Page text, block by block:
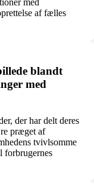
med
af fælles
blandt
med
der har delt deres
præget af
tvivlsomme
forbrugernes